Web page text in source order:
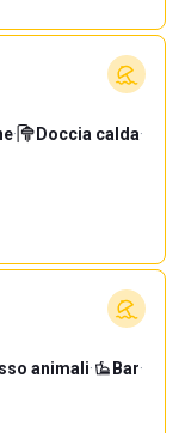
· Doccia calda·
animali· Bar·